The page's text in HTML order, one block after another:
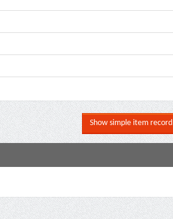
Show simple item record